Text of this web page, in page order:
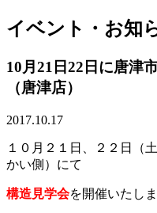
イベント・お知
10月21日22日に唐津
（唐津店）
2017.10.17
１０月２１日、２２日（
かい側）にて
構造見学会を開催いたしま